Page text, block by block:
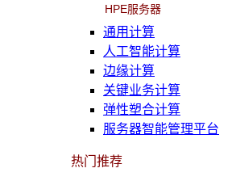
HPE服务器
通用计算
人工智能计算
边缘计算
关键业务计算
弹性塑合计算
服务器智能管理平台
热门推荐